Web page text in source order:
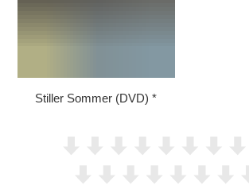
Stiller Sommer (DVD)